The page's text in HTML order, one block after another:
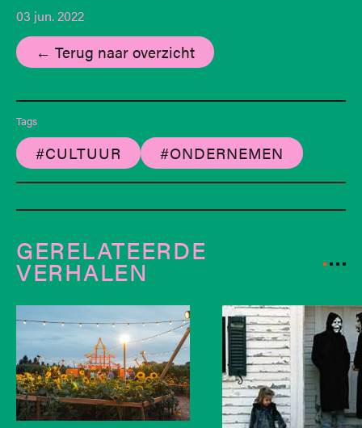
03 jun. 2022
← Terug naar overzicht
Tags
#CULTUUR #ONDERNEMEN
GERELATEERDE
VERHALEN